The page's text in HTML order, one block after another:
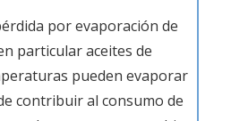
por evaporación de
particular aceites de
pueden evaporar
contribuir al consumo de